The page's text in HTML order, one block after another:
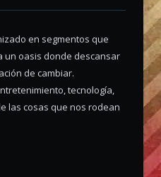
en segmentos que
un oasis donde descansar
de cambiar.
tecnología,
las cosas que nos rodean